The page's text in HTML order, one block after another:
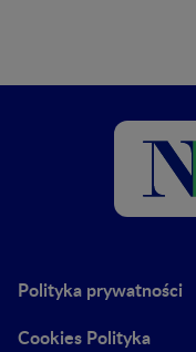
Polityka prywatności
Cookies Polityka